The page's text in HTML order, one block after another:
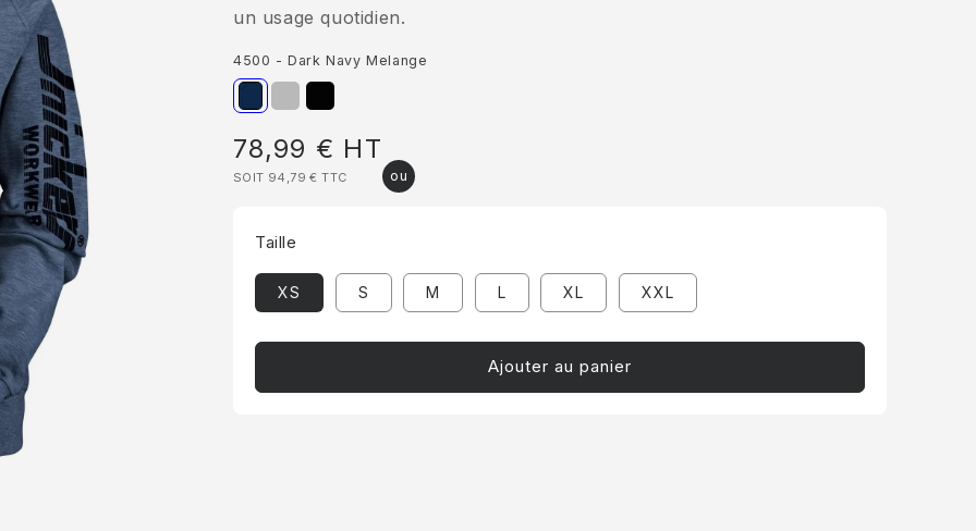
un usage quotidien.
4500 - Dark Navy Melange
Prix
habituel
78,99 € HT
SOIT 94,79 €TTC
Taille
XS S M L XL XXL
Ajouter au panier